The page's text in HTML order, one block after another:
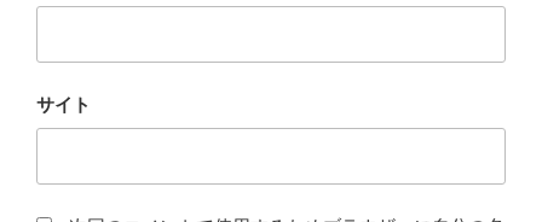
サイト